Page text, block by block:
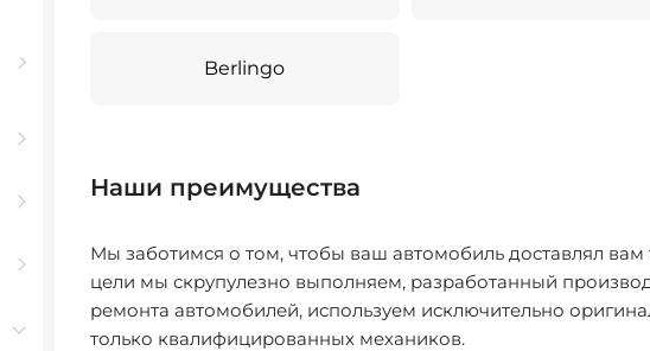
Berlingo
Наши преимущества
Мы заботимся о том, чтобы ваш автомобиль доставлял вам
цели мы скрупулезно выполняем, разработанный
ремонта автомобилей, используем исключительно
только квалифицированных механиков.